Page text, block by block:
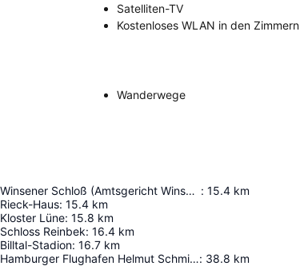
Satelliten-TV
Kostenloses WLAN in den Zimmern
Wanderwege
Winsener Schloß (Amtsgericht Winsen) : 15.4 km
Rieck-Haus: 15.4 km
Kloster Lüne: 15.8 km
Schloss Reinbek: 16.4 km
Billtal-Stadion: 16.7 km
Hamburger Flughafen Helmut Schmidt: 38.8 km